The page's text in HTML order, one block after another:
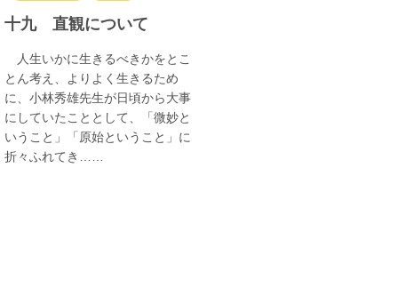
十九 直観について
人生いかに生きるべきかをとこ
とん考え、よりよく生きるため
に、小林秀雄先生が日頃から大事
にしていたこととして、「微妙と
いうこと」「原始ということ」に
折々ふれてき……